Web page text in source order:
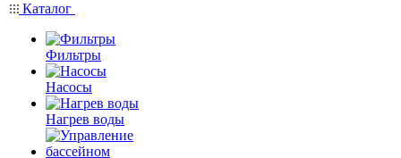
Каталог
Фильтры
Насосы
Нагрев воды